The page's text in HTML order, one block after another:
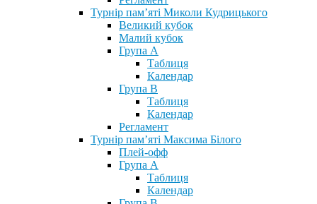
Турнір пам’яті Миколи Кудрицького
Великий кубок
Малий кубок
Група А
Таблиця
Календар
Група В
Таблиця
Календар
Регламент
Турнір пам’яті Максима Білого
Плей-офф
Група А
Таблиця
Календар